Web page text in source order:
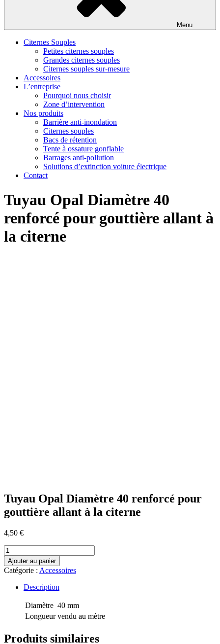
Menu
Citernes Souples
Petites citernes souples
Grandes citernes souples
Citernes souples sur-mesure
Accessoires
L’entreprise
Pourquoi nous choisir
Zone d’intervention
Nos produits
Barrière anti-inondation
Citernes souples
Bacs de rétention
Tente à ossature gonflable
Barrages anti-pollution
Solutions d’extinction voiture électrique
Contact
Tuyau Opal Diamètre 40
renforcé pour gouttière allant à
la citerne
Tuyau Opal Diamètre 40 renforcé pour
gouttière allant à la citerne
4,50 €
quantité
de
Tuyau
Opal
Diamètre
renforcé
gouttière
à
Ajouter au panier
Catégorie : Accessoires
Description
Diamètre 40 mm
Longueur vendu au mètre
Produits similaires